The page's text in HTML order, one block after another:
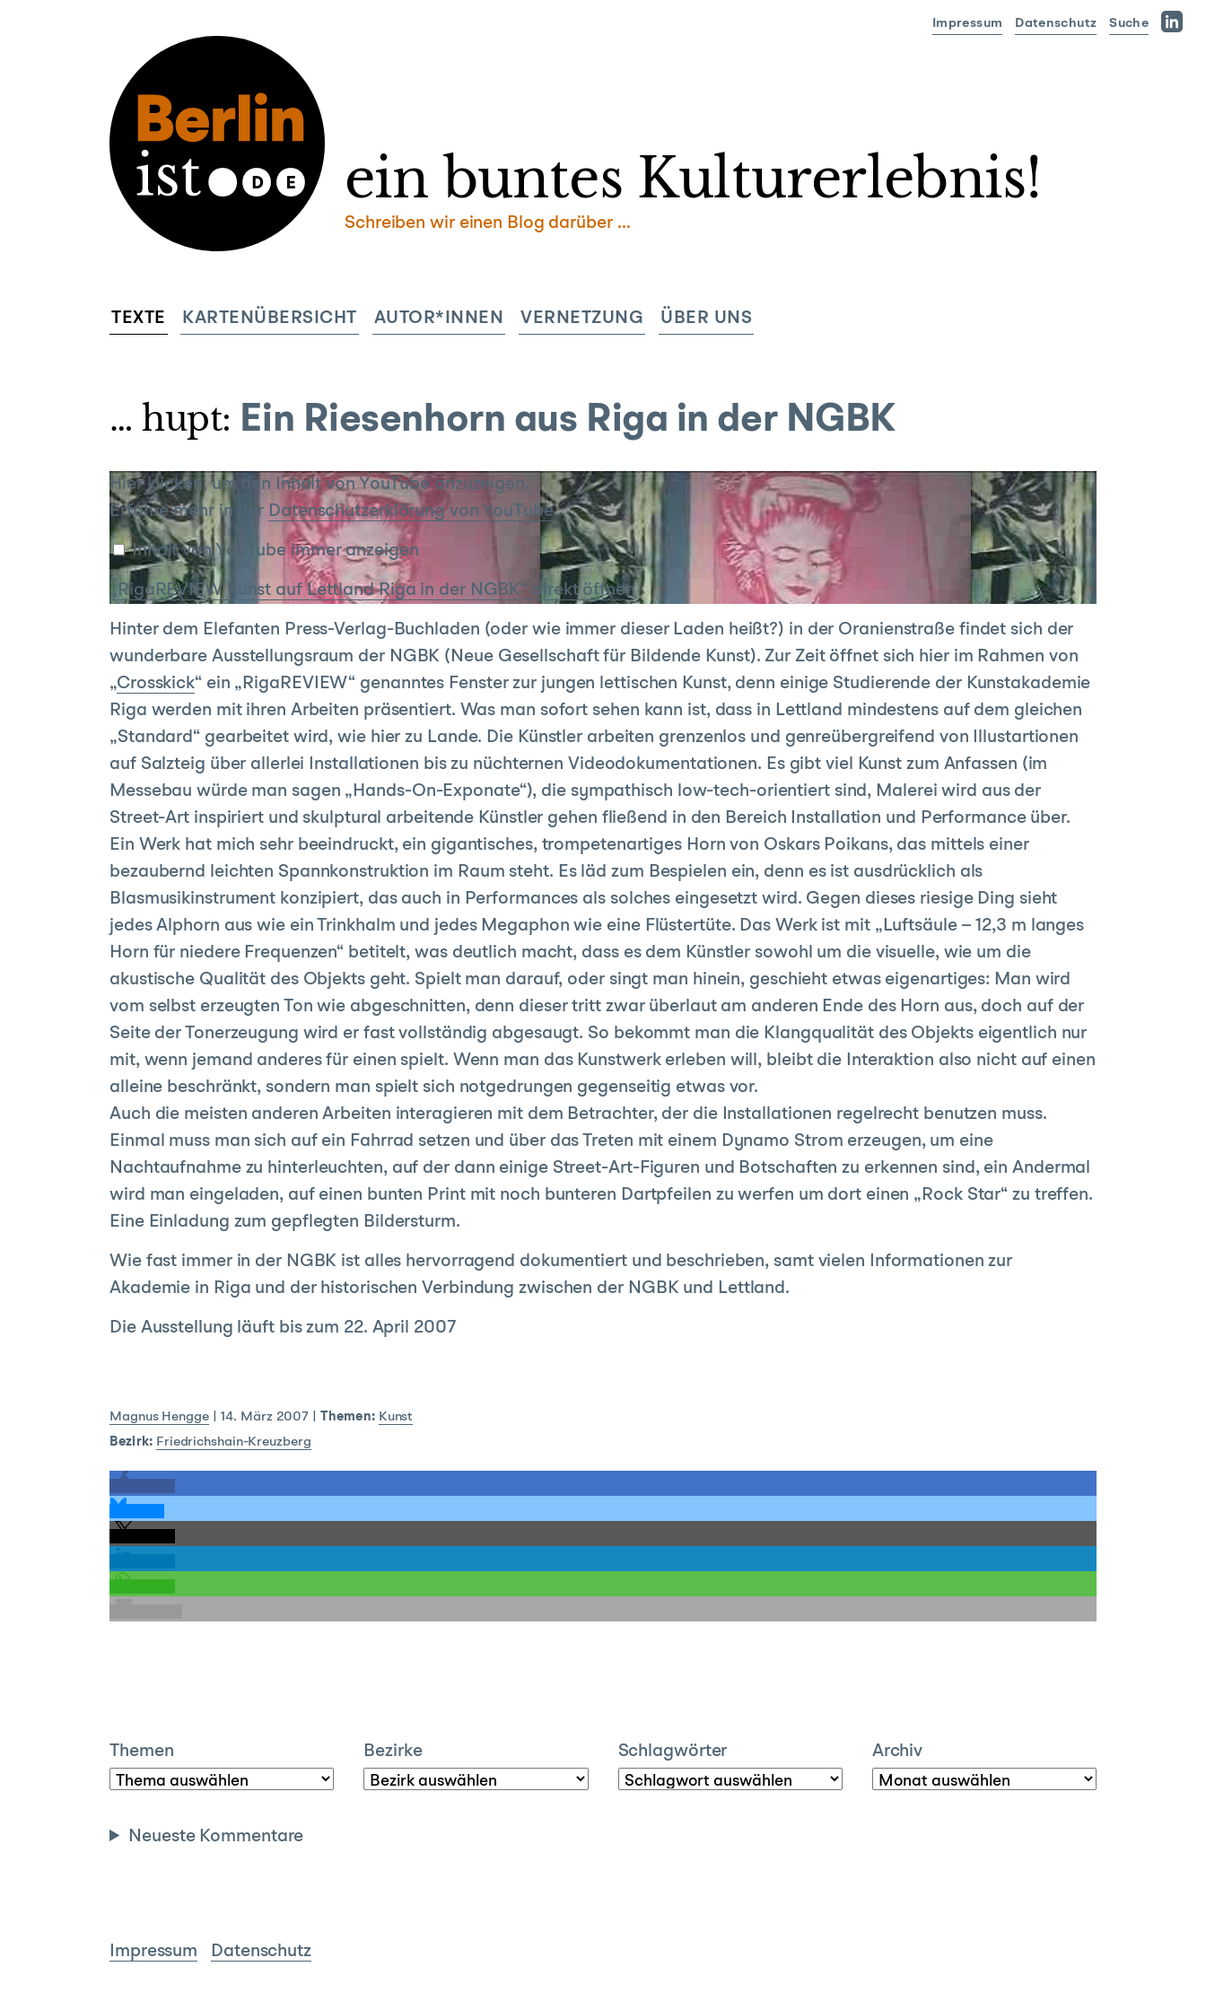
ein buntes Kulturerlebnis!
Schreiben wir einen Blog darüber …
TEXTE KARTENÜBERSICHT AUTOR*INNEN VERNETZUNG ÜBER UNS
Impressum Datenschutz
Suche
… hupt: Ein Riesenhorn aus Riga in der NGBK
„RigaREVIEW
Kunst
auf
Lettland
Riga
in
der
NGBK“
YouTube
anzeigen
Hier klicken, um den Inhalt von YouTube anzuzeigen.
Erfahre mehr in der Datenschutzerklärung von YouTube.
Inhalt von YouTube immer anzeigen
„RigaREVIEW Kunst auf Lettland Riga in der NGBK“ direkt öffnen
Hinter dem Elefanten Press-Verlag-Buchladen (oder wie immer dieser Laden heißt?) in der Oranienstraße findet sich der
wunderbare Ausstellungsraum der NGBK (Neue Gesellschaft für Bildende Kunst). Zur Zeit öffnet sich hier im Rahmen von
„Crosskick“ ein „RigaREVIEW“ genanntes Fenster zur jungen lettischen Kunst, denn einige Studierende der Kunstakademie
Riga werden mit ihren Arbeiten präsentiert. Was man sofort sehen kann ist, dass in Lettland mindestens auf dem gleichen
„Standard“ gearbeitet wird, wie hier zu Lande. Die Künstler arbeiten grenzenlos und genreübergreifend von Illustartionen
auf Salzteig über allerlei Installationen bis zu nüchternen Videodokumentationen. Es gibt viel Kunst zum Anfassen (im
Messebau würde man sagen „Hands-On-Exponate“), die sympathisch low-tech-orientiert sind, Malerei wird aus der
Street-Art inspiriert und skulptural arbeitende Künstler gehen fließend in den Bereich Installation und Performance über.
Ein Werk hat mich sehr beeindruckt, ein gigantisches, trompetenartiges Horn von Oskars Poikans, das mittels einer
bezaubernd leichten Spannkonstruktion im Raum steht. Es läd zum Bespielen ein, denn es ist ausdrücklich als
Blasmusikinstrument konzipiert, das auch in Performances als solches eingesetzt wird. Gegen dieses riesige Ding sieht
jedes Alphorn aus wie ein Trinkhalm und jedes Megaphon wie eine Flüstertüte. Das Werk ist mit „Luftsäule – 12,3 m langes
Horn für niedere Frequenzen“ betitelt, was deutlich macht, dass es dem Künstler sowohl um die visuelle, wie um die
akustische Qualität des Objekts geht. Spielt man darauf, oder singt man hinein, geschieht etwas eigenartiges: Man wird
vom selbst erzeugten Ton wie abgeschnitten, denn dieser tritt zwar überlaut am anderen Ende des Horn aus, doch auf der
Seite der Tonerzeugung wird er fast vollständig abgesaugt. So bekommt man die Klangqualität des Objekts eigentlich nur
mit, wenn jemand anderes für einen spielt. Wenn man das Kunstwerk erleben will, bleibt die Interaktion also nicht auf einen
alleine beschränkt, sondern man spielt sich notgedrungen gegenseitig etwas vor.
Auch die meisten anderen Arbeiten interagieren mit dem Betrachter, der die Installationen regelrecht benutzen muss.
Einmal muss man sich auf ein Fahrrad setzen und über das Treten mit einem Dynamo Strom erzeugen, um eine
Nachtaufnahme zu hinterleuchten, auf der dann einige Street-Art-Figuren und Botschaften zu erkennen sind, ein Andermal
wird man eingeladen, auf einen bunten Print mit noch bunteren Dartpfeilen zu werfen um dort einen „Rock Star“ zu treffen.
Eine Einladung zum gepflegten Bildersturm.
Wie fast immer in der NGBK ist alles hervorragend dokumentiert und beschrieben, samt vielen Informationen zur
Akademie in Riga und der historischen Verbindung zwischen der NGBK und Lettland.
Die Ausstellung läuft bis zum 22. April 2007
Magnus Hengge| 14. März 2007 Themen: Kunst
Bezirk: Friedrichshain-Kreuzberg
Themen Bezirke Schlagwörter Archiv
Neueste Kommentare
Impressum Datenschutz